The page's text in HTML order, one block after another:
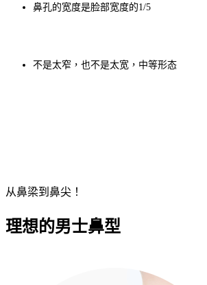
鼻孔的宽度是脸部宽度的1/5
不是太窄，也不是太宽，中等形态
从鼻梁到鼻尖！
理想的男士鼻型